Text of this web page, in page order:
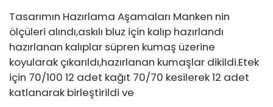
Tasarımın Hazırlama Aşamaları Manken nin
ölçüleri alındı,askılı bluz için kalıp hazırlandı
hazırlanan kalıplar süpren kumaş üzerine
koyularak çıkarıldı,hazırlanan kumaşlar dikildi.Etek
için 70/100 12 adet kağıt 70/70 kesilerek 12 adet
katlanarak birleştirildi ve